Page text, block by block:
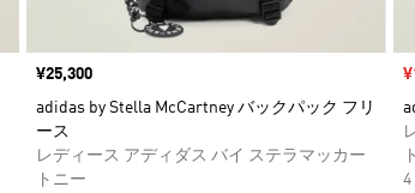
価格
¥25,300
adidas by Stella McCartney バックパック フリ
ース
レディース アディダス バイ ステラマッカー
トニー
4